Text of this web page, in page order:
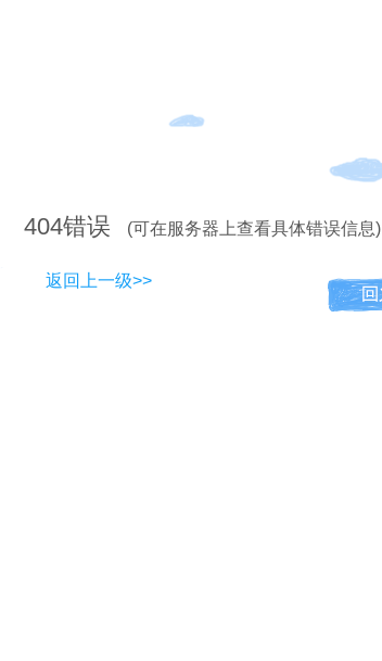
404错误 (可在服务器上查看具体错误信息)
返回上一级>>